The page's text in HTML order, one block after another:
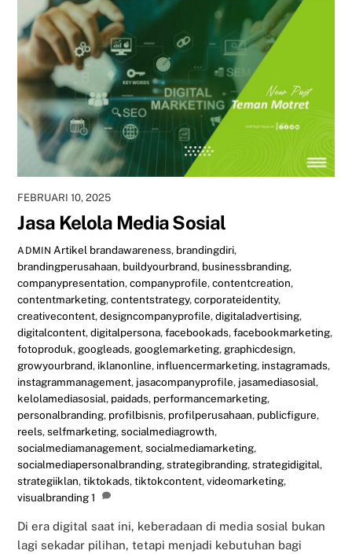
FEBRUARI 10, 2025
Jasa Kelola Media Sosial
ADMIN Artikel brandawareness, brandingdiri,
brandingperusahaan, buildyourbrand, businessbranding,
companypresentation,companyprofile,contentcreation,
contentmarketing,contentstrategy,corporateidentity,
creativecontent,designcompanyprofile,digitaladvertising,
digitalcontent,digitalpersona,facebookads,facebookmarketing,
fotoproduk, googleads, googlemarketing, graphicdesign,
growyourbrand, iklanonline, influencermarketing, instagramads,
instagrammanagement, jasacompanyprofile, jasamediasosial,
kelolamediasosial, paidads, performancemarketing,
personalbranding, profilbisnis, profilperusahaan, publicfigure,
reels,selfmarketing,socialmediagrowth,
socialmediamanagement,socialmediamarketing,
socialmediapersonalbranding,strategibranding,strategidigital,
strategiiklan,tiktokads,tiktokcontent,videomarketing,
visualbranding 1
Di era digital saat ini, keberadaan di media sosial bukan
lagi sekadar pilihan, tetapi menjadi kebutuhan bagi